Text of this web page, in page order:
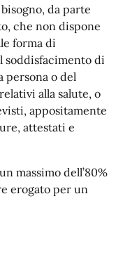
da parte
che non dispone
forma di
soddisfacimento di
persona o del
alla salute, o
appositamente
attestati e
massimo dell’80%
erogato per un